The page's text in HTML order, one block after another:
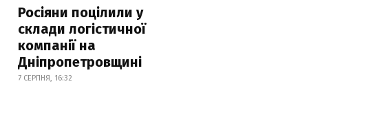
Росіяни поцілили у
склади логістичної
компанії на
Дніпропетровщині
7 СЕРПНЯ, 16:32